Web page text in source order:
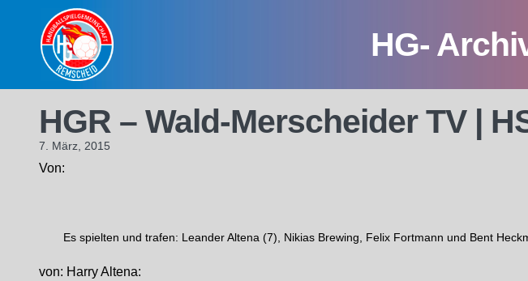
content
HG-
HGR – Wald-Merscheider TV |
7. März, 2015
Von:
Es spielten und trafen: Leander Altena (7), Nikias Brewing, Felix Fortmann und Bent
von: Harry Altena: